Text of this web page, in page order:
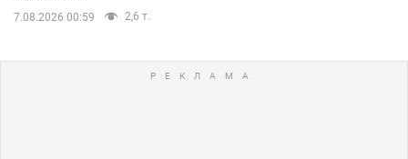
7.08.2026 00:59 2,6 т.